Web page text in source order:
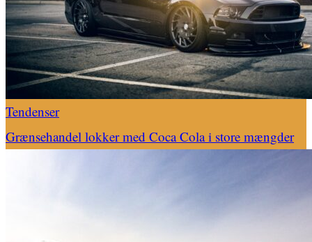
Tendenser
Grænsehandel lokker med Coca Cola i store mængder